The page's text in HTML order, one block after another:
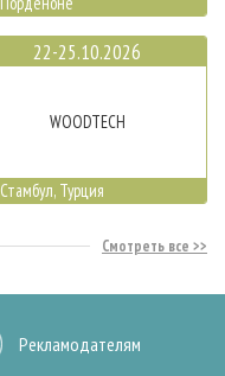
22-25.10.2026
WOODTECH
Стамбул, Турция
Смотреть все
Рекламодателям